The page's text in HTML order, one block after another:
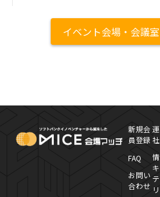
イベント会場・会議
MICE
新規会
員登録
FAQ
お問い
合わせ
社